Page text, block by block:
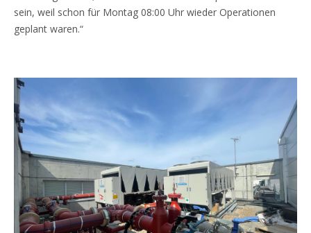
sein, weil schon für Montag 08:00 Uhr wieder Operationen
geplant waren.“